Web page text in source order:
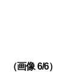
（画像 6/6）